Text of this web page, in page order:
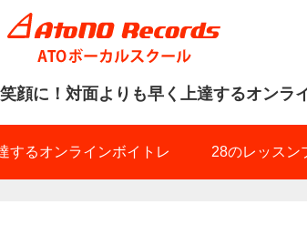
顔に！
するオンラインボイトレ 28のレッスン